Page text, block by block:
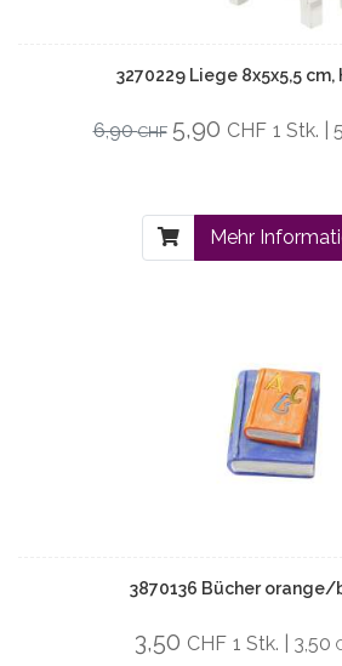
3270229 Liege 8x5x5,5 cm,
6,90CHF 5,90 CHF 1 Stk. |
Mehr
3870136 Bücher orange/
3,50 CHF 1 Stk. | 3,50